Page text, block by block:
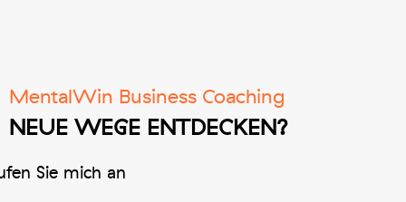
MentalWin Business Coaching
NEUE WEGE ENTDECKEN?
Sie mich an